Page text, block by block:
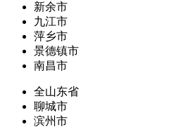
新余市
九江市
萍乡市
景德镇市
南昌市
全山东省
聊城市
滨州市